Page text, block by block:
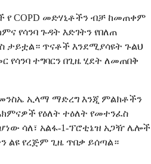
COPD መድሃኒቶችን ብቻ ከመጠቀም
የሳንባ ጉዳት እድገትን የበለጠ
ታይቷል። ጥናቶች እንደሚያሳዩት ጉልህ
የሳንባ ተግባርን በጊዜ ሂደት ለመጠበቅ
ኢላማ ማድረግ እንጂ ምልክቶችን
የዕለት ተዕለት የመተንፈስ
ሳለ፣ አልፋ-1-ፕሮቲኔዝ አጋዥ ሌሎች
የረጅም ጊዜ ጥበቃ ይሰጣል።